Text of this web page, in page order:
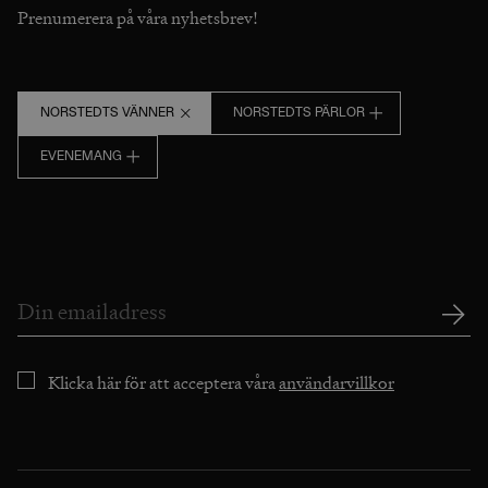
Prenumerera på våra nyhetsbrev!
NORSTEDTS VÄNNER NORSTEDTS PÄRLOR
EVENEMANG
Klicka här för att acceptera våraanvändarvillkor